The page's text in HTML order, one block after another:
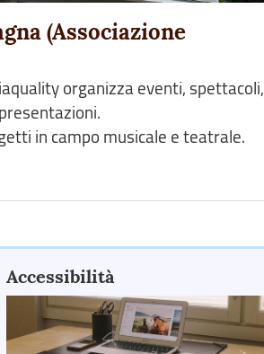
(Associazione
organizza eventi, spettacoli,
in campo musicale e teatrale.
Accessibilità